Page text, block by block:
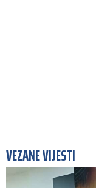
VEZANE VIJESTI